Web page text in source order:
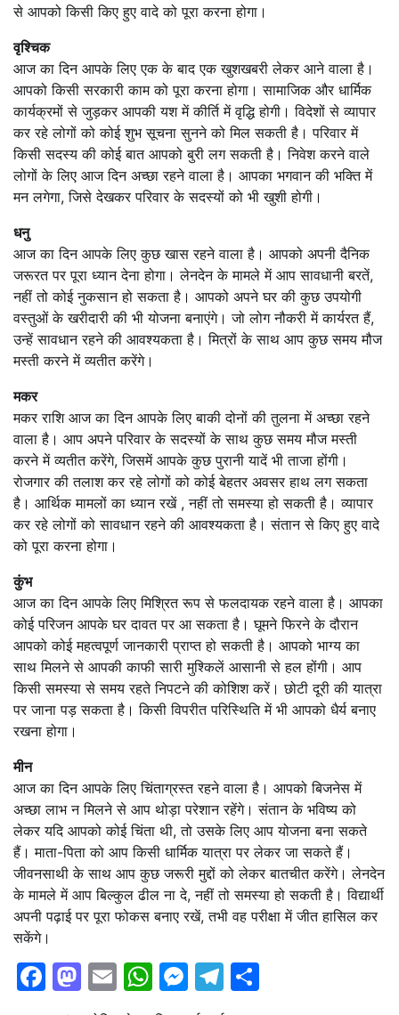
से आपको किसी किए हुए वादे को पूरा करना होगा।
वृश्चिक
आज का दिन आपके लिए एक के बाद एक खुशखबरी लेकर आने वाला है।
आपको किसी सरकारी काम को पूरा करना होगा। सामाजिक और धार्मिक
कार्यक्रमों से जुड़कर आपकी यश में कीर्ति में वृद्धि होगी। विदेशों से व्यापार
कर रहे लोगों को कोई शुभ सूचना सुनने को मिल सकती है। परिवार में
किसी सदस्य की कोई बात आपको बुरी लग सकती है। निवेश करने वाले
लोगों के लिए आज दिन अच्छा रहने वाला है। आपका भगवान की भक्ति में
मन लगेगा, जिसे देखकर परिवार के सदस्यों को भी खुशी होगी।
धनु
आज का दिन आपके लिए कुछ खास रहने वाला है। आपको अपनी दैनिक
जरूरत पर पूरा ध्यान देना होगा। लेनदेन के मामले में आप सावधानी बरतें,
नहीं तो कोई नुकसान हो सकता है। आपको अपने घर की कुछ उपयोगी
वस्तुओं के खरीदारी की भी योजना बनाएंगे। जो लोग नौकरी में कार्यरत हैं,
उन्हें सावधान रहने की आवश्यकता है। मित्रों के साथ आप कुछ समय मौज
मस्ती करने में व्यतीत करेंगे।
मकर
मकर राशि आज का दिन आपके लिए बाकी दोनों की तुलना में अच्छा रहने
वाला है। आप अपने परिवार के सदस्यों के साथ कुछ समय मौज मस्ती
करने में व्यतीत करेंगे, जिसमें आपके कुछ पुरानी यादें भी ताजा होंगी।
रोजगार की तलाश कर रहे लोगों को कोई बेहतर अवसर हाथ लग सकता
है। आर्थिक मामलों का ध्यान रखें , नहीं तो समस्या हो सकती है। व्यापार
कर रहे लोगों को सावधान रहने की आवश्यकता है। संतान से किए हुए वादे
को पूरा करना होगा।
कुंभ
आज का दिन आपके लिए मिश्रित रूप से फलदायक रहने वाला है। आपका
कोई परिजन आपके घर दावत पर आ सकता है। घूमने फिरने के दौरान
आपको कोई महत्वपूर्ण जानकारी प्राप्त हो सकती है। आपको भाग्य का
साथ मिलने से आपकी काफी सारी मुश्किलें आसानी से हल होंगी। आप
किसी समस्या से समय रहते निपटने की कोशिश करें। छोटी दूरी की यात्रा
पर जाना पड़ सकता है। किसी विपरीत परिस्थिति में भी आपको धैर्य बनाए
रखना होगा।
मीन
आज का दिन आपके लिए चिंताग्रस्त रहने वाला है। आपको बिजनेस में
अच्छा लाभ न मिलने से आप थोड़ा परेशान रहेंगे। संतान के भविष्य को
लेकर यदि आपको कोई चिंता थी, तो उसके लिए आप योजना बना सकते
हैं। माता-पिता को आप किसी धार्मिक यात्रा पर लेकर जा सकते हैं।
जीवनसाथी के साथ आप कुछ जरूरी मुद्दों को लेकर बातचीत करेंगे। लेनदेन
के मामले में आप बिल्कुल ढील ना दे, नहीं तो समस्या हो सकती है। विद्यार्थी
अपनी पढ़ाई पर पूरा फोकस बनाए रखें, तभी वह परीक्षा में जीत हासिल कर
सकेंगे।
Facebook
Mastodon
EmailWhatsApp
Messenger
Telegram